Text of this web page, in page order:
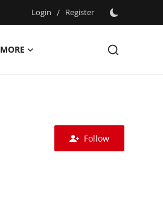
Login / Register
MORE
Follow